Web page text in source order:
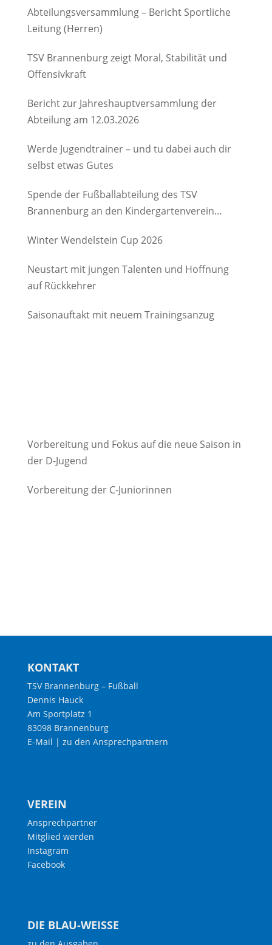
Abteilungsversammlung – Bericht Sportliche
Leitung (Herren)
TSV Brannenburg zeigt Moral, Stabilität und
Offensivkraft
Bericht zur Jahreshauptversammlung der
Abteilung am 12.03.2026
Werde Jugendtrainer – und tu dabei auch dir
selbst etwas Gutes
Spende der Fußballabteilung des TSV
Brannenburg an den Kindergartenverein
Winter Wendelstein Cup 2026
Neustart mit jungen Talenten und Hoffnung
auf Rückkehrer
Saisonauftakt mit neuem Trainingsanzug
Vorbereitung und Fokus auf die neue Saison in
der D-Jugend
Vorbereitung der C-Juniorinnen
KONTAKT
TSV Brannenburg – Fußball
Dennis Hauck
Am Sportplatz 1
83098 Brannenburg
E-Mail | zu den Ansprechpartnern
VEREIN
Ansprechpartner
Mitglied werden
Instagram
Facebook
DIE BLAU-WEISSE